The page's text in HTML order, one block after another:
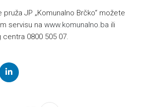
JP „Komunalno Brčko“ možete
servisu na www.komunalno.ba ili
0800 505 07.